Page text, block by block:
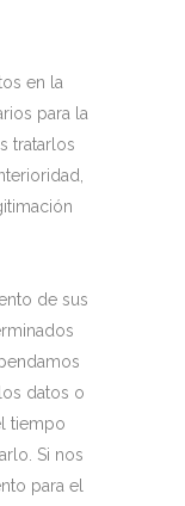
en la
para la
tratarlos
de sus
datos o
tiempo
Si nos
para el